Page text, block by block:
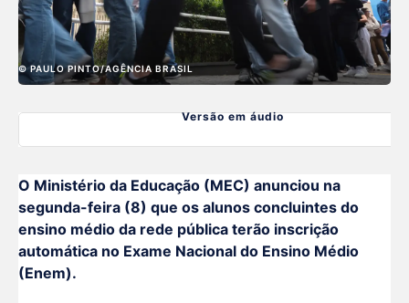
© PAULO PINTO/AGÊNCIA BRASIL
Versão em áudio
O Ministério da Educação (MEC) anunciou na
segunda-feira (8) que os alunos concluintes do
ensino médio da rede pública terão inscrição
automática no Exame Nacional do Ensino Médio
(Enem).